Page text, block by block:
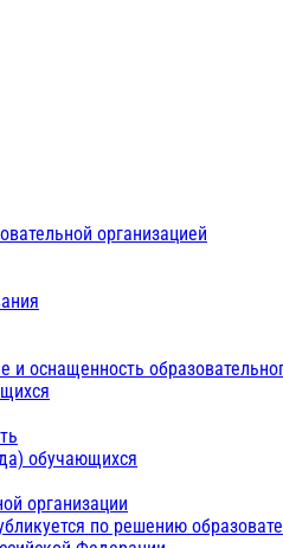
организацией
и оснащенность
обучающихся
организации
по решению